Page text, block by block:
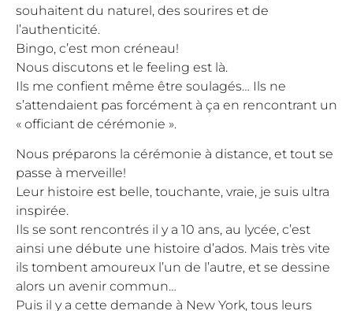
souhaitent du naturel, des sourires et de
l’authenticité.
Bingo, c’est mon créneau!
Nous discutons et le feeling est là.
Ils me confient même être soulagés… Ils ne
s’attendaient pas forcément à ça en rencontrant un
« officiant de cérémonie ».
Nous préparons la cérémonie à distance, et tout se
passe à merveille!
Leur histoire est belle, touchante, vraie, je suis ultra
inspirée.
Ils se sont rencontrés il y a 10 ans, au lycée, c’est
ainsi une débute une histoire d’ados. Mais très vite
ils tombent amoureux l’un de l’autre, et se dessine
alors un avenir commun…
Puis il y a cette demande à New York, tous leurs